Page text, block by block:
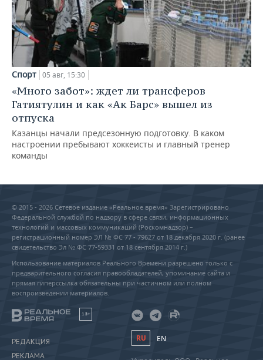
Спорт 05 авг, 15:30
«Много забот»: ждет ли трансферов
Гатиятулин и как «Ак Барс» вышел из
отпуска
Казанцы начали предсезонную подготовку. В каком
настроении пребывают хоккеисты и главный тренер
команды
© 2015 - 2026 Сетевое издание «Реальное время» Зарегистрировано
Федеральной службой по надзору в сфере связи, информационных
технологий и массовых коммуникаций (Роскомнадзор) –
регистрационный номер ЭЛ № ФС 77 - 79627 от 18 декабря 2020 г. (ранее
свидетельство Эл № ФС 77-59331 от 18 сентября 2014 г.)
Использование материалов Реального Времени разрешено только с
предварительного согласия правообладателей, упоминание сайта и
прямая гиперссылка обязательны при частичном или полном
воспроизведении материалов.
18+
РЕДАКЦИЯ
РЕКЛАМА
RU EN